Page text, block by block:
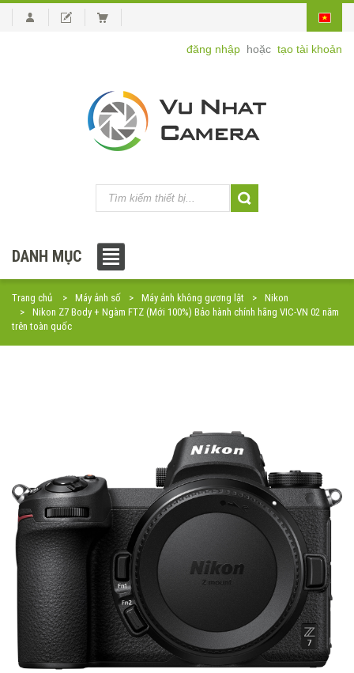
đăng nhập hoặc tạo tài khoản
DANH MỤC
Trang chủ Máy ảnh số Máy ảnh không gương lật
Nikon
Nikon Z7 Body + Ngàm FTZ (Mới 100%) Bảo hành chính hãng VIC-VN 02 năm
trên toàn quốc